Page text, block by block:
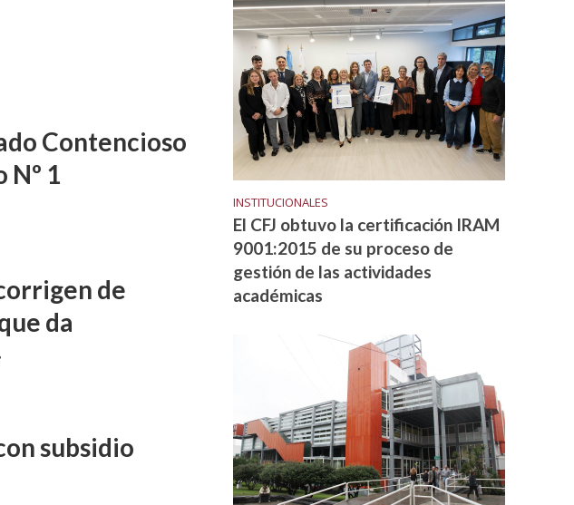
Contencioso
1
de
da
subsidio
INSTITUCIONALES
El CFJ obtuvo la certificación IRAM
9001:2015 de su proceso de
gestión de las actividades
académicas